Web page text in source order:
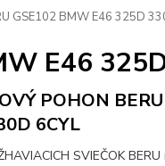
GSE102 BMW E46 325D
E46
POHON
6CYL
SVIEČOK